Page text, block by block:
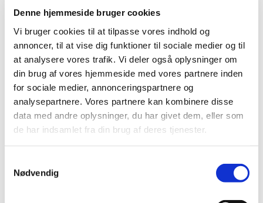
Denne hjemmeside bruger cookies
Vi bruger cookies til at tilpasse vores indhold og
annoncer, til at vise dig funktioner til sociale medier og til
at analysere vores trafik. Vi deler også oplysninger om
din brug af vores hjemmeside med vores partnere inden
for sociale medier, annonceringspartnere og
analysepartnere. Vores partnere kan kombinere disse
data med andre oplysninger, du har givet dem, eller som
de har indsamlet fra din brug af deres tjenester.
Nødvendig
Jubilæumsbogen "Dansk Tekstillaug – 75 års arbejde for det